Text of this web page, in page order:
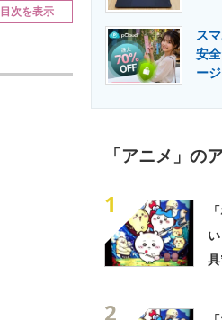
目次を表示
ス
安
ージ
「アニメ」の
1
2